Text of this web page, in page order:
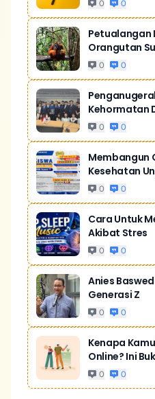
0 0
Petualangan
Orangutan
0 0
Kehormatan
0 0
Membangun
Kesehatan
0 0
Cara Untuk
Akibat Stres
0 0
Anies
Generasi Z
0 0
Kenapa
Online? Ini
0 0